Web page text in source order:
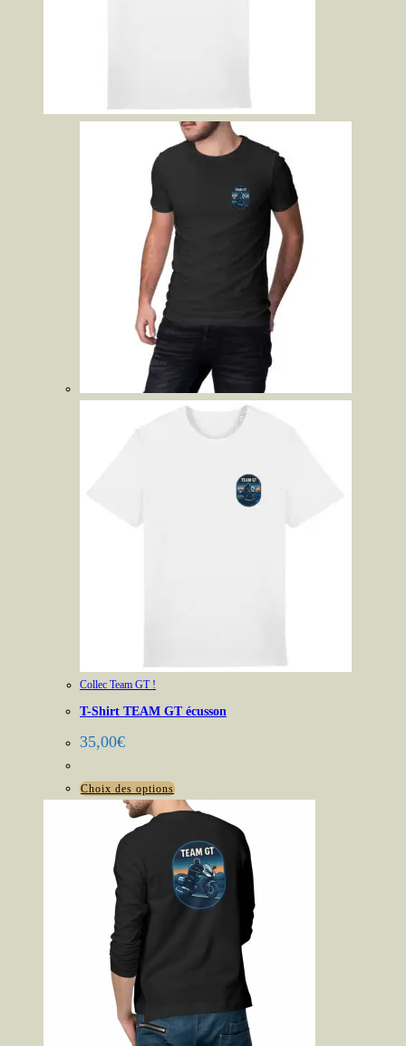
Collec Team GT !
T-Shirt TEAM GT écusson
35,00€
Choix des optionsCe
produit
plusieurs
variations.
Les
sur